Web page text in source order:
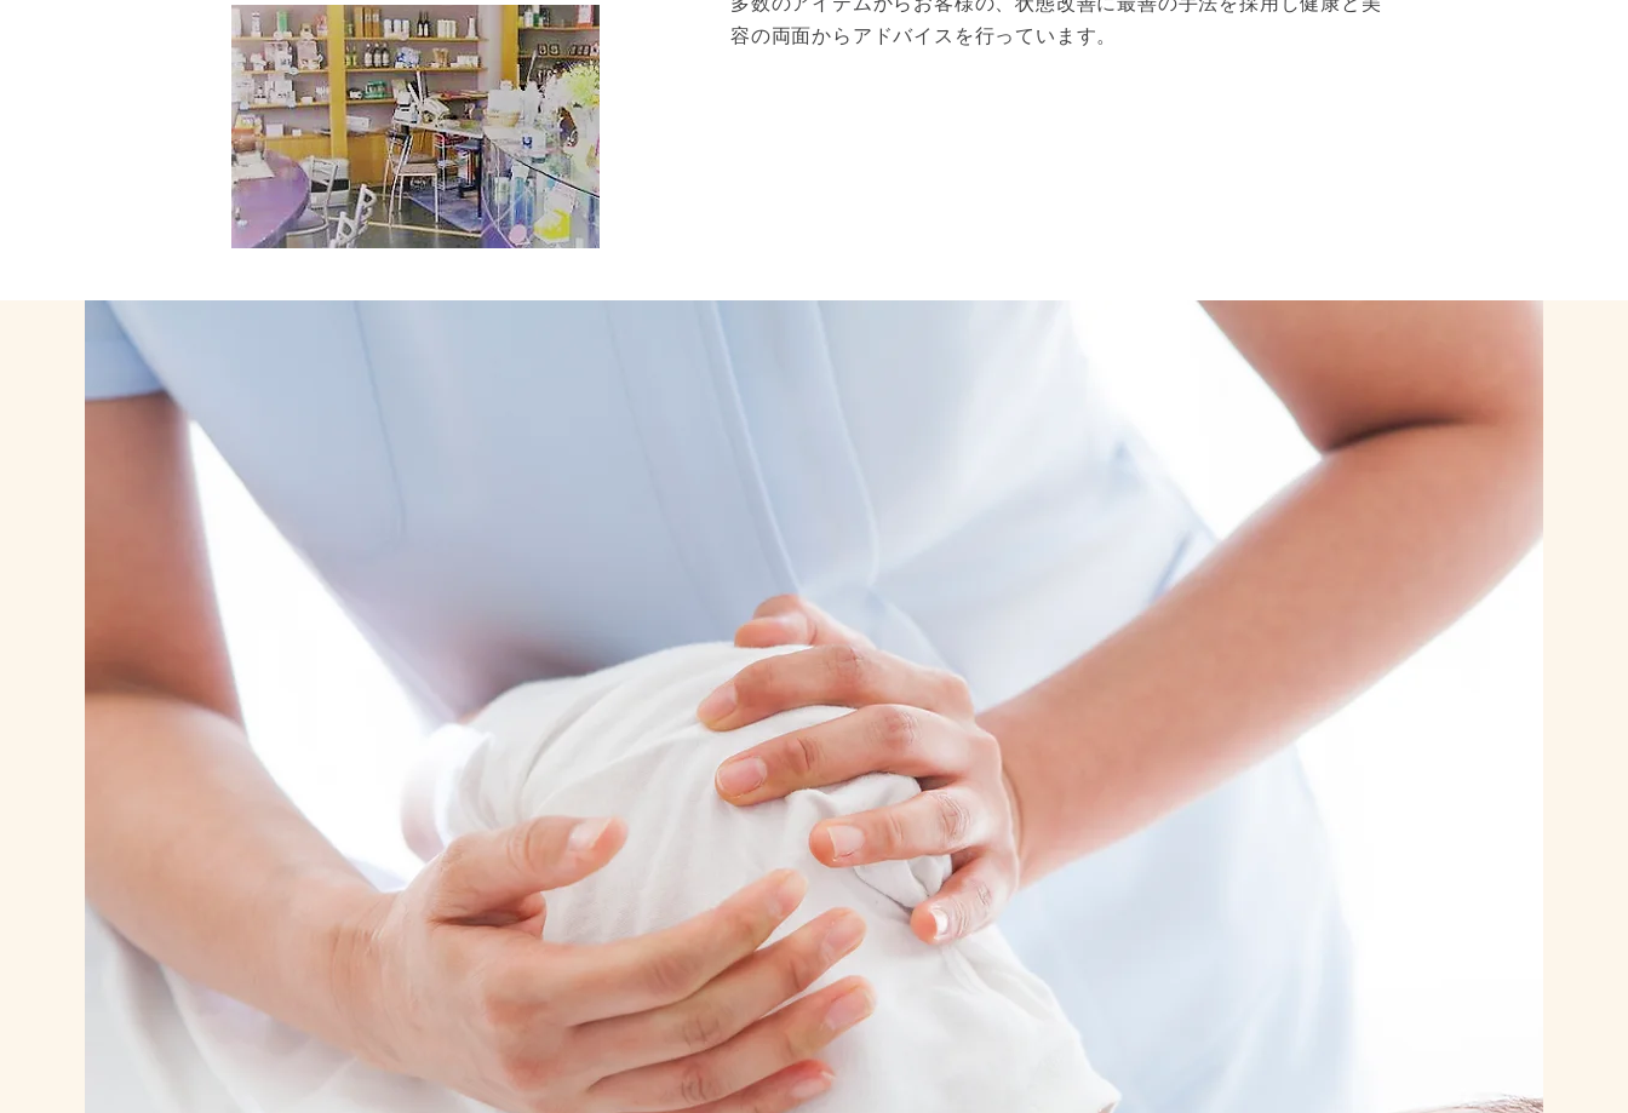
容の両面から アドバイスを行っています。